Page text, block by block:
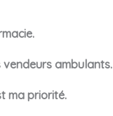
ambulants.
ma priorité.